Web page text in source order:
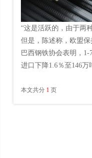
“这是活跃的，由于两
但是，陈述称，欧盟
巴西钢铁协会表明，
进口下降1.6％至146
本文共分 1 页